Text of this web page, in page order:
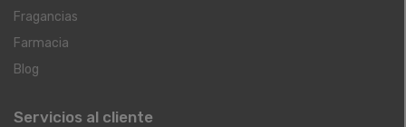
Fragancias
Farmacia
Blog
Servicios al cliente